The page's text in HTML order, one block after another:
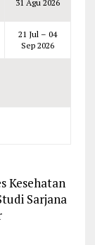
31 Agu 2026
21 Jul – 04
Sep 2026
Kesehatan
Sarjana